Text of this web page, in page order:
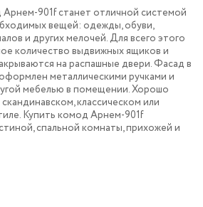
901f станет отличной системой
вещей: одежды, обуви,
и других мелочей. Для всего этого
количество выдвижных ящиков и
на распашные двери. Фасад в
металлическими ручками и
мебелью в помещении. Хорошо
классическом или
Купить комод Арнем-901f
спальной комнаты, прихожей и